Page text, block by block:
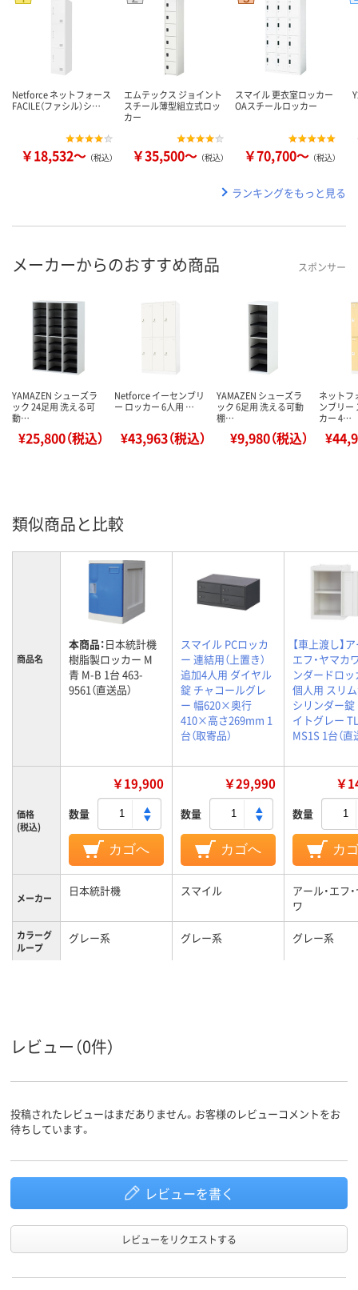
Netforce ネットフォース
FACILE（ファシル）シ…
￥18,532～ （税込）
エムテックス ジョイント
スチール薄型組立式ロッ
カー
￥35,500～ （税込）
スマイル 更衣室ロッカー
OAスチールロッカー
￥70,700～ （税込）
ランキングをもっと見る
メーカーからのおすすめ商品 スポンサー
YAMAZEN シューズラ
ック 24足用 洗える可
動…
¥25,800（税込）
Netforce イーセンブリ
ー ロッカー 6人用 …
¥43,963（税込）
YAMAZEN シューズラ
ック 6足用 洗える可動
棚…
¥9,980（税込）
ネットフ
ンブリー
カー 4…
類似商品と比較
商品名
本商品：日本統計機
樹脂製ロッカー M
青 M-B 1台 463-
9561（直送品）
スマイル PCロッカ
ー 連結用（上置き）
追加4人用 ダイヤル
錠 チャコールグレ
ー 幅620×奥行
410×高さ269mm 1
台（取寄品）
【車上渡し】
エフ・ヤマカ
ンダードロッ
個人用 スリ
シリンダー錠
イトグレー
MS1S 1台（直
価格
(税込)
￥19,900
数量
カゴへ
￥29,990
数量
カゴへ
￥
数量
カ
メーカー 日本統計機 スマイル
アール・エフ
ワ
カラーグ
ループ
グレー系 グレー系 グレー系
レビュー（0件）
投稿されたレビューはまだありません。お客様のレビューコメントをお
待ちしています。
レビューを書く
レビューをリクエストする